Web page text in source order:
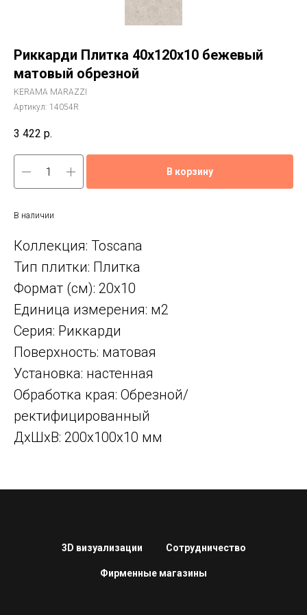
Риккарди Плитка 40x120x10 бежевый
матовый обрезной
KERAMA MARAZZI
Артикул: 14054R
3 422 р.
В корзину
В наличии
Коллекция: Toscana
Тип плитки: Плитка
Формат (см): 20x10
Единица измерения: м2
Серия: Риккарди
Поверхность: матовая
Установка: настенная
Обработка края: Обрезной/
ректифицированный
ДxШxВ: 200x100x10 мм
3D визуализации Сотрудничество
Фирменные магазины